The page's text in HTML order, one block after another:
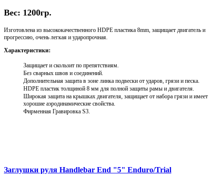
Вес: 1200гр.
Изготовлена из высококачественного HDPE пластика 8mm, защищает двигатель и
прогрессию, очень легкая и ударопрочная.
Характеристики:
Защищает и скользит по препятствиям.
Без сварных швов и соединений.
Дополнительная защита в зоне линка подвески от ударов, грязи и песка.
HDPE пластик толщиной 8 мм для полной защиты рамы и двигателя.
Широкая защита на крышках двигателя, защищает от набора грязи и имеет
хорошие аэродинамические свойства.
Фирменная Гравировка S3.
Заглушки руля Handlebar End "5" Enduro/Trial